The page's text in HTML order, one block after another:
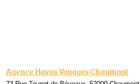
Agence Havas Voyages Chaumont